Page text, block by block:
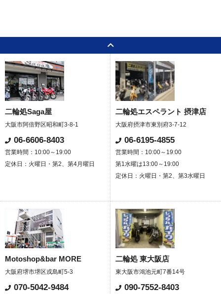
二輪処Saga屋
大阪市阿倍野区昭和町3-8-1
06-6606-8403
営業時間：10:00～19:00
定休日：火曜日・第2、第4月曜日
二輪処エスペラント 摂津店
大阪府摂津市東別府3-7-12
06-6195-4855
営業時間：10:00～19:00
第1水曜は13:00～19:00
定休日：火曜日・第2、第3水曜日
Motoshop&bar MORE
大阪府堺市堺区戎島町5-3
070-5042-9484
二輪処 東大阪店
東大阪市鴻池元町7番14号
090-7552-8403